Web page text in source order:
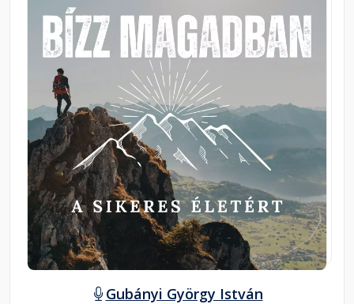
Gubányi György István